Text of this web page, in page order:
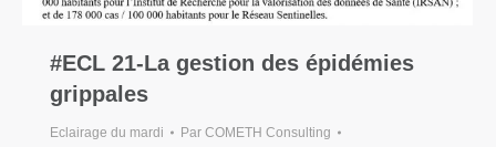
#ECL 21-La gestion des épidémies
grippales
Eclairage du mardi Par COMETH Consulting